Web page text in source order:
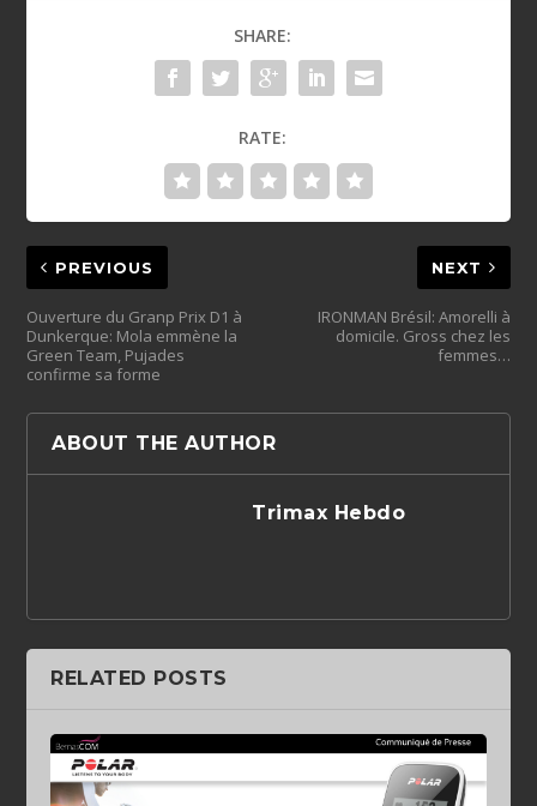
SHARE:
RATE:
PREVIOUS
Ouverture du Granp Prix D1 à
Dunkerque: Mola emmène la
Green Team, Pujades
confirme sa forme
NEXT
IRONMAN Brésil: Amorelli à
domicile. Gross chez les
femmes…
ABOUT THE AUTHOR
Trimax Hebdo
RELATED POSTS